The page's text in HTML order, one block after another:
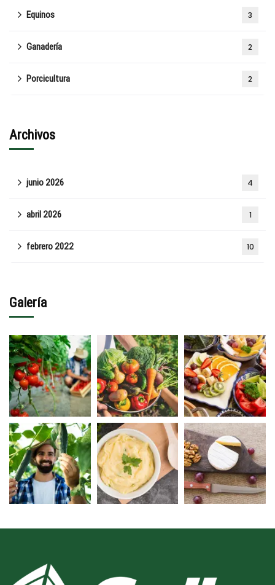
Equinos 3
Ganadería 2
Porcicultura 2
Archivos
junio 2026 4
abril 2026 1
febrero 2022 10
Galería